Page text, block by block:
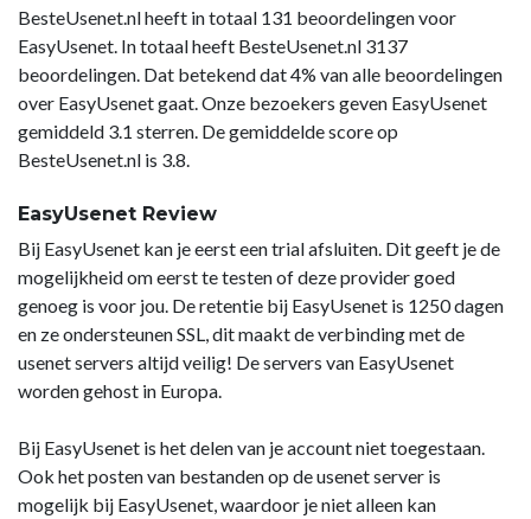
BesteUsenet.nl heeft in totaal 131 beoordelingen voor
EasyUsenet. In totaal heeft BesteUsenet.nl 3137
beoordelingen. Dat betekend dat 4% van alle beoordelingen
over EasyUsenet gaat. Onze bezoekers geven EasyUsenet
gemiddeld 3.1 sterren. De gemiddelde score op
BesteUsenet.nl is 3.8.
EasyUsenet Review
Bij EasyUsenet kan je eerst een trial afsluiten. Dit geeft je de
mogelijkheid om eerst te testen of deze provider goed
genoeg is voor jou. De retentie bij EasyUsenet is 1250 dagen
en ze ondersteunen SSL, dit maakt de verbinding met de
usenet servers altijd veilig! De servers van EasyUsenet
worden gehost in Europa.
Bij EasyUsenet is het delen van je account niet toegestaan.
Ook het posten van bestanden op de usenet server is
mogelijk bij EasyUsenet, waardoor je niet alleen kan